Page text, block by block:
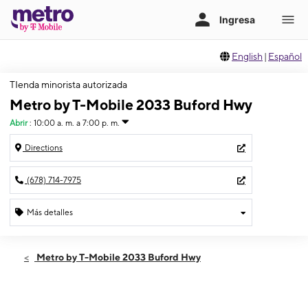
English | Español
TIenda minorista autorizada
Metro by T-Mobile 2033 Buford Hwy
Abrir : 10:00 a. m. a 7:00 p. m.
Directions
(678) 714-7975
Más detalles
Jueves:10:00 a. m. a 7:00 p. m.
Metro by T-Mobile 2033 Buford Hwy